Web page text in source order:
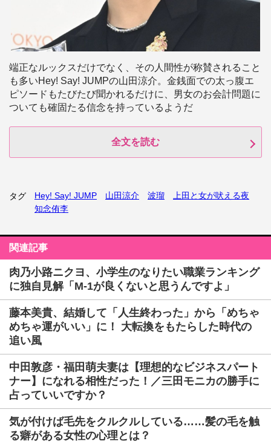
端正なルックスだけでなく、その人間性が称賛されること
も多いHey! Say! JUMPの山田涼介。金銭面での太っ腹エ
ピソードもたびたび聞かれるだけに、男女のお会計問題に
ついても確固たる信念を持っているようだ
全文を読む
タグ Hey! Say! JUMP 山田涼介 波瑠
上田と女が吠える夜
知念侑李
関連記事
肉乃小路ニクヨ、小学生のなりたい職業ランキング
に独自見解「M-1が良くないと思うんですよ」
藤本美貴、結婚して「人生終わった」から「めちゃ
めちゃ運がいい」に！ 大転換をもたらした時代の
追い風
中田敦彦・福田萌夫妻は【理想的なビジネスパート
ナー】になれる相性だった！／三田モニカの勝手に
占っていいですか？
気が付けば毛先をクルクルしている……髪の毛を触
る癖がある女性の心理とは？